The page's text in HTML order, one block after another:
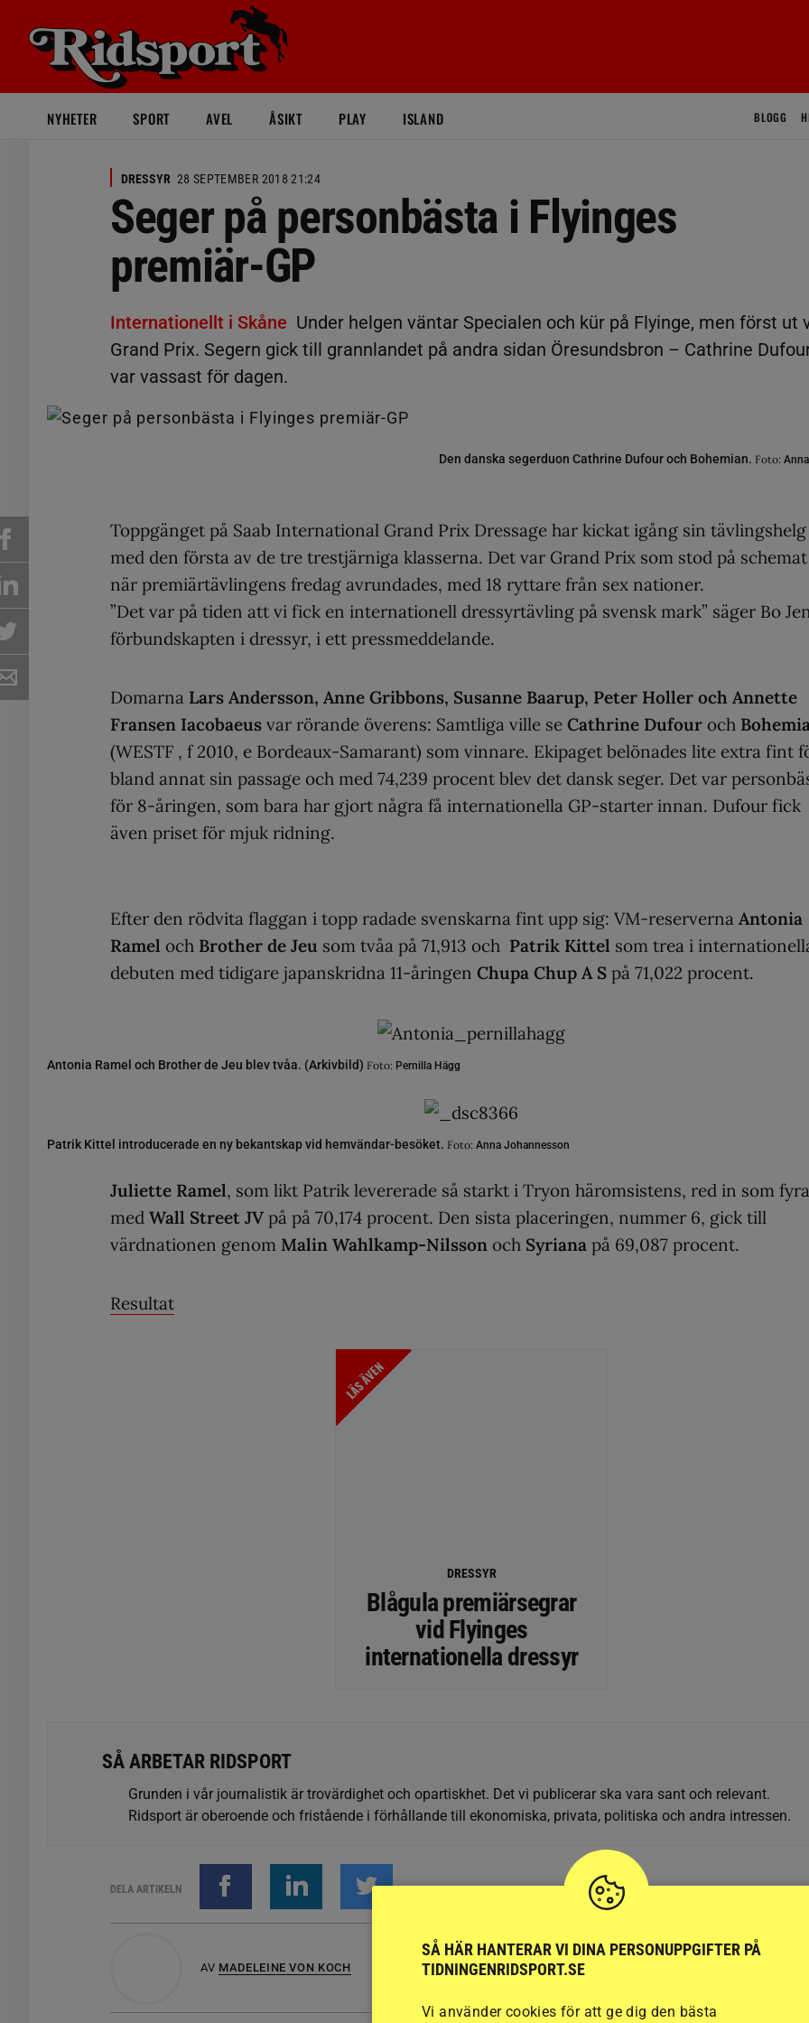
NYHETER SPORT AVEL ÅSIKT PLAY ISLAND BLOGG
DRESSYR 28 SEPTEMBER 2018 21:24
Seger på personbästa i Flyinges
premiär-GP
Internationellt i Skåne Under helgen väntar Specialen och kür på Flyinge, men först ut
Grand Prix. Segern gick till grannlandet på andra sidan Öresundsbron – Cathrine
var vassast för dagen.
Den danska segerduon Cathrine Dufour och Bohemian. Foto:
Toppgänget på Saab International Grand Prix Dressage har kickat igång sin tävlingshelg
med den första av de tre trestjärniga klasserna. Det var Grand Prix som stod på schemat
när premiärtävlingens fredag avrundades, med 18 ryttare från sex nationer.
”Det var på tiden att vi fick en internationell dressyrtävling på svensk mark” säger Bo
förbundskapten i dressyr, i ett pressmeddelande.
Domarna Lars Andersson, Anne Gribbons, Susanne Baarup, Peter Holler och Annette
Fransen Iacobaeus var rörande överens: Samtliga ville se Cathrine Dufour och
(WESTF , f 2010, e Bordeaux-Samarant) som vinnare. Ekipaget belönades lite extra fint
bland annat sin passage och med 74,239 procent blev det dansk seger. Det var
för 8-åringen, som bara har gjort några få internationella GP-starter innan. Dufour fick
även priset för mjuk ridning.
Efter den rödvita flaggan i topp radade svenskarna fint upp sig: VM-reserverna Antonia
Ramel och Brother de Jeu som tvåa på 71,913 och Patrik Kittel som trea i
debuten med tidigare japanskridna 11-åringen Chupa Chup A S på 71,022 procent.
Antonia Ramel och Brother de Jeu blev tvåa. (Arkivbild) Foto: Pernilla Hägg
Patrik Kittel introducerade en ny bekantskap vid hemvändar-besöket. Foto: Anna Johannesson
Juliette Ramel, som likt Patrik levererade så starkt i Tryon häromsistens, red in som fyra
med Wall Street JV på på 70,174 procent. Den sista placeringen, nummer 6, gick till
värdnationen genom Malin Wahlkamp-Nilsson och Syriana på 69,087 procent.
Resultat
LÄS ÄVEN
DRESSYR
Blågula premiärsegrar
vid Flyinges
internationella dressyr
SÅ ARBETAR RIDSPORT
Grunden i vår journalistik är trovärdighet och opartiskhet. Det vi publicerar ska vara sant och relevant.
Ridsport är oberoende och fristående i förhållande till ekonomiska, privata, politiska och andra intressen.
DELA ARTIKELN
AV MADELEINE VON KOCH
SÅ HÄR HANTERAR VI DINA PERSONUPPGIFTER PÅ
TIDNINGENRIDSPORT.SE
Vi använder cookies för att ge dig den bästa